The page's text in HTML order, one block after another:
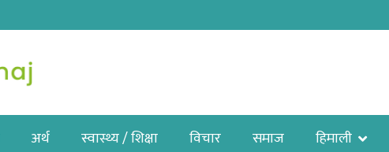
अर्थ स्वास्थ्य / शिक्षा विचार समाज हिमाली